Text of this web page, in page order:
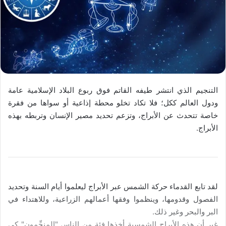
التنجيم الذي انتشر طيفه القاتم فوق ربوع البلاد الإسلامية عامة
ودول العالم ككل؛ فلا تكاد تخلو محطة إذاعية أو سواها من فقرة
خاصة تتحدث عن الأبراج، وتزعم تحديد مصير الإنسان وتربطه بهذه
الأبراج.
لقد تابع القدماء حركة الشمس عبر الأبراج ليعلموا أيام السنة وتحديد
الفصول وقدومها، وينظموا وفقها أعمالهم الزراعية، وللاهتداء في
البر والبحر وغير ذلك.